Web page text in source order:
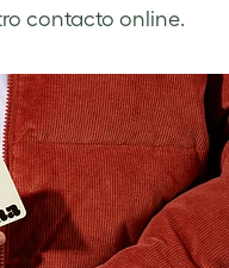
contacto online.